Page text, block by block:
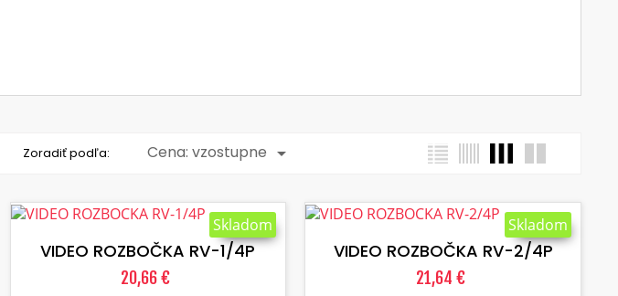
Zoradiť podľa: Cena: vzostupne 
VLOŽIŤ DO KOŠÍKA
VIDEO ROZBOČKA RV-1/4P
20,66 €
Skladom
VLOŽIŤ DO KOŠÍKA
VIDEO ROZBOČKA RV-2/4P
21,64 €
Skladom